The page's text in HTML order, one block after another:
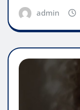
admin